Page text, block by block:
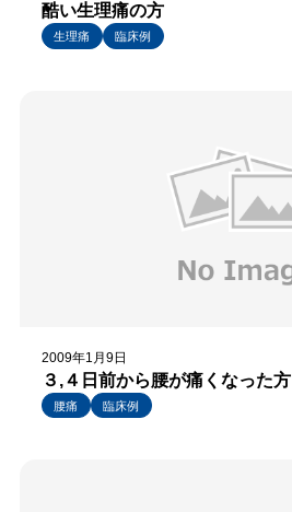
酷い生理痛の方
生理痛
臨床例
2009年1月9日
３,４日前から腰が痛くなった方
腰痛
臨床例